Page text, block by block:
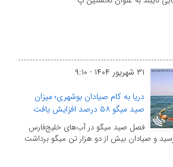
۳۱ شهریور ۱۴۰۴ - ۹:۱۰
دریا به کام صیادان بوشهری؛ میزان
صید میگو ۵۸ درصد افزایش یافت
فصل صید میگو در آب‌های خلیج‌فارس
و صیادان بیش از دو هزار تن میگو برداشت